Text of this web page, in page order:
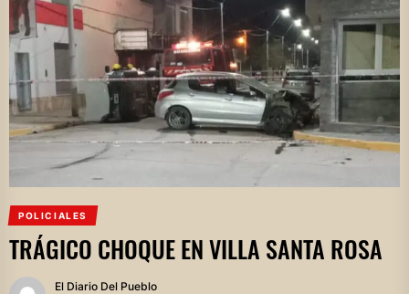
POLICIALES
TRÁGICO CHOQUE EN VILLA SANTA ROSA
El Diario Del Pueblo